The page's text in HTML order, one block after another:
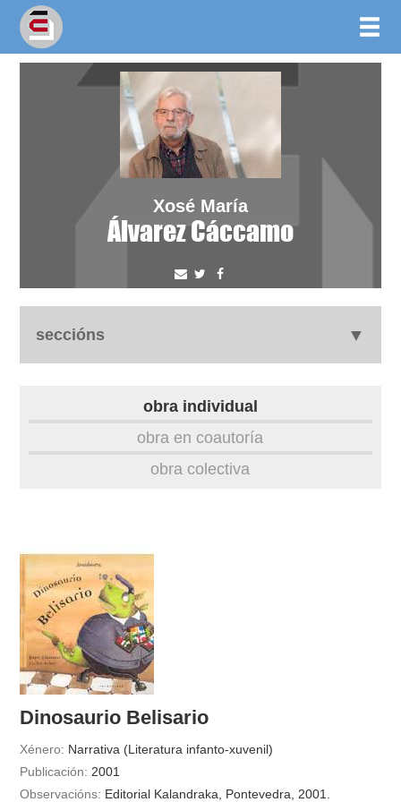
Xosé María
Álvarez Cáccamo
seccións
materiais didácticos
outros docs
obra individual
obra en coautoría
obra colectiva
Dinosaurio Belisario
Xénero: Narrativa (Literatura infanto-xuvenil)
Publicación: 2001
Observacións: Editorial Kalandraka, Pontevedra, 2001.